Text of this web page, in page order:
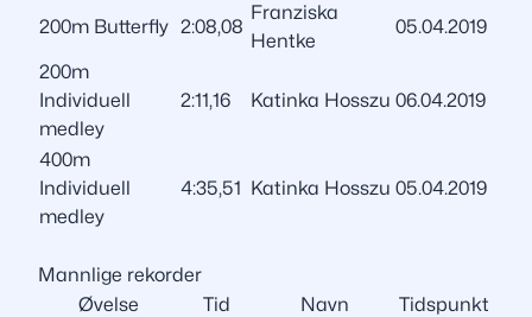
200m Butterfly 2:08,08
Franziska
Hentke
05.04.2019
200m
Individuell
medley
2:11,16 Katinka Hosszu 06.04.2019
400m
Individuell
medley
4:35,51 Katinka Hosszu 05.04.2019
Mannlige rekorder
Øvelse
Tid Navn
Tidspunkt